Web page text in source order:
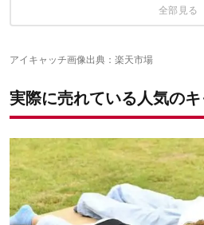
第6位：チルキャンピング リバーシ
第3位：スノーピーク セパレートシ
第2位：ザ・ノース・フェイス イー
お買い物マラソンがスタート！
アイキャッチ画像出典：楽天市場
実際に売れている人気の